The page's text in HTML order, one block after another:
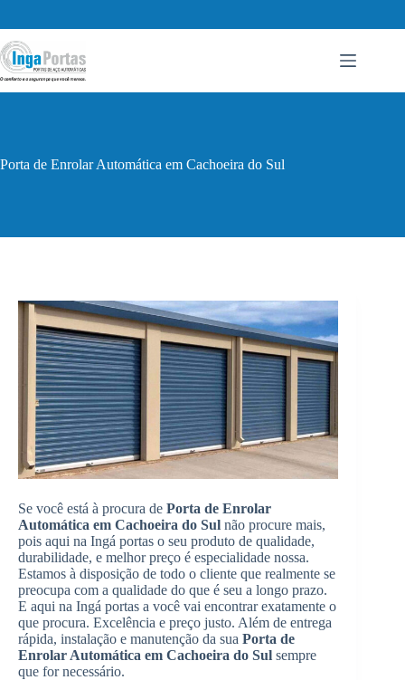
conteúdo
Porta de Enrolar Automática em Cachoeira do Sul
Se você está à procura de Porta de Enrolar
Automática em Cachoeira do Sul não procure mais,
pois aqui na Ingá portas o seu produto de qualidade,
durabilidade, e melhor preço é especialidade nossa.
Estamos à disposição de todo o cliente que realmente se
preocupa com a qualidade do que é seu a longo prazo.
E aqui na Ingá portas a você vai encontrar exatamente o
que procura. Excelência e preço justo. Além de entrega
rápida, instalação e manutenção da sua Porta de
Enrolar Automática em Cachoeira do Sul sempre
que for necessário.